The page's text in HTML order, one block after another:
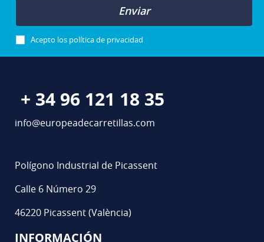
Enviar
Acepto los política de privacidad
+ 34 96 121 18 35
info@europeadecarretillas.com
Polígono Industrial de Picassent
Calle 6 Número 29
46220 Picassent (València)
INFORMACIÓN